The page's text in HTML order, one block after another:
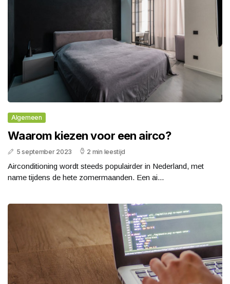
Algemeen
Waarom kiezen voor een airco?
5 september 2023 2 min leestijd
Airconditioning wordt steeds populairder in Nederland, met
name tijdens de hete zomermaanden. Een ai...